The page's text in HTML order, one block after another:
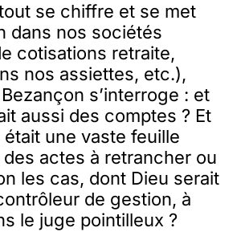
Responsables
se chiffre et se met
dans nos sociétés
cotisations retraite,
nos assiettes, etc.),
s’interroge : et
aussi des comptes ? Et
une vaste feuille
actes à retrancher ou
les cas, dont Dieu serait
de gestion, à
le juge pointilleux ?